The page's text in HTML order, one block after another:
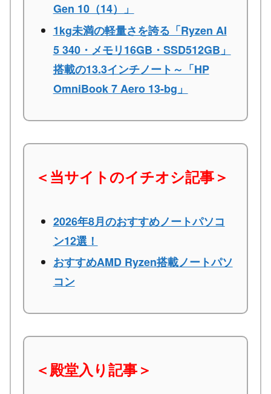
Gen 10（14）」
1kg未満の軽量さを誇る「Ryzen AI
5 340・メモリ16GB・SSD512GB」
搭載の13.3インチノート～「HP
OmniBook 7 Aero 13-bg」
＜当サイトのイチオシ記事＞
2026年8月のおすすめノートパソコ
ン12選！
おすすめAMD Ryzen搭載ノートパソ
コン
＜殿堂入り記事＞